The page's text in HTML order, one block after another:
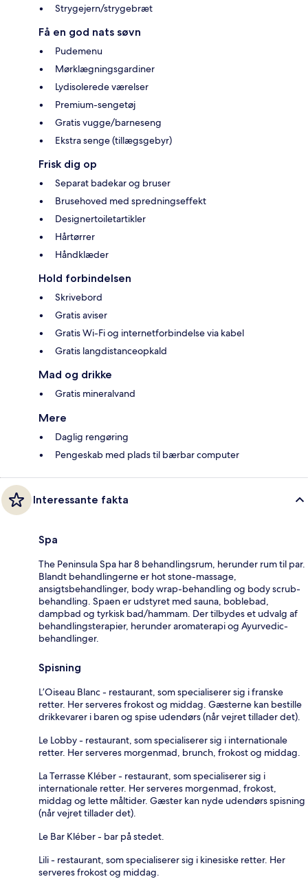
Strygejern/strygebræt
Få en god nats søvn
Pudemenu
Mørklægningsgardiner
Lydisolerede værelser
Premium-sengetøj
Gratis vugge/barneseng
Ekstra senge (tillægsgebyr)
Frisk dig op
Separat badekar og bruser
Brusehoved med spredningseffekt
Designertoiletartikler
Hårtørrer
Håndklæder
Hold forbindelsen
Skrivebord
Gratis aviser
Gratis Wi-Fi og internetforbindelse via kabel
Gratis langdistanceopkald
Mad og drikke
Gratis mineralvand
Mere
Daglig rengøring
Pengeskab med plads til bærbar computer
Interessante fakta
Spa
The Peninsula Spa har 8 behandlingsrum, herunder rum til par.
Blandt behandlingerne er hot stone-massage,
ansigtsbehandlinger, body wrap-behandling og body scrub-
behandling. Spaen er udstyret med sauna, boblebad,
dampbad og tyrkisk bad/hammam. Der tilbydes et udvalg af
behandlingsterapier, herunder aromaterapi og Ayurvedic-
behandlinger.
Spisning
L’Oiseau Blanc - restaurant, som specialiserer sig i franske
retter. Her serveres frokost og middag. Gæsterne kan bestille
drikkevarer i baren og spise udendørs (når vejret tillader det).
Le Lobby - restaurant, som specialiserer sig i internationale
retter. Her serveres morgenmad, brunch, frokost og middag.
La Terrasse Kléber - restaurant, som specialiserer sig i
internationale retter. Her serveres morgenmad, frokost,
middag og lette måltider. Gæster kan nyde udendørs spisning
(når vejret tillader det).
Le Bar Kléber - bar på stedet.
Lili - restaurant, som specialiserer sig i kinesiske retter. Her
serveres frokost og middag.